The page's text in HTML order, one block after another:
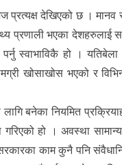
देखिएको छ । मानव
प्रणाली भएका
स्वाभाविकै हो ।
खोसाखोस भएको र
बनेका नियमित
हो । अवस्था
काम कुनै पनि